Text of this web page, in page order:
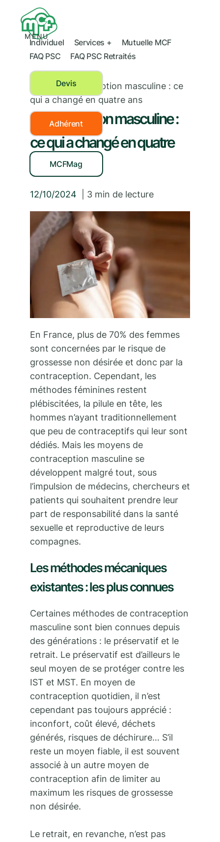
MENU
Individuel Services +
Mutuelle MCF
FAQ PSC
FAQ PSC Retraités
Devis
Adhérent
MCFMag
›Contraception masculine : ce
qui a changé en quatre ans
Contraception masculine :
ce qui a changé en quatre
ans
12/10/2024 3 min de lecture
En France, plus de 70% des femmes
sont concernées par le risque de
grossesse non désirée et donc par la
contraception. Cependant, les
méthodes féminines restent
plébiscitées, la pilule en tête, les
hommes n’ayant traditionnellement
que peu de contraceptifs qui leur sont
dédiés. Mais les moyens de
contraception masculine se
développent malgré tout, sous
l’impulsion de médecins, chercheurs et
patients qui souhaitent prendre leur
part de responsabilité dans la santé
sexuelle et reproductive de leurs
compagnes.
Les méthodes mécaniques
existantes : les plus connues
Certaines méthodes de contraception
masculine sont bien connues depuis
des générations : le préservatif et le
retrait. Le préservatif est d’ailleurs le
seul moyen de se protéger contre les
IST et MST. En moyen de
contraception quotidien, il n’est
cependant pas toujours apprécié :
inconfort, coût élevé, déchets
générés, risques de déchirure… S’il
reste un moyen fiable, il est souvent
associé à un autre moyen de
contraception afin de limiter au
maximum les risques de grossesse
non désirée.
Le retrait, en revanche, n’est pas